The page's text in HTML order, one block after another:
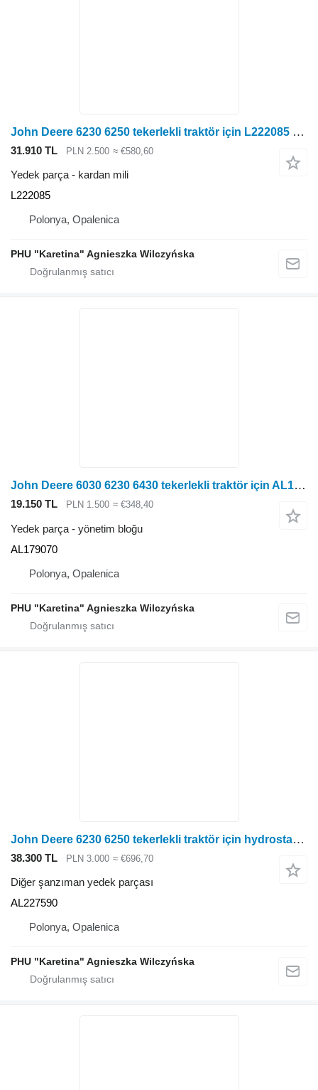
John Deere 6230 6250 tekerlekli traktör için L222085 kardan mili
31.910 TL PLN 2.500 ≈ €580,60
Yedek parça - kardan mili
L222085
Polonya, Opalenica
PHU "Karetina" Agnieszka Wilczyńska
John Deere 6030 6230 6430 tekerlekli traktör için AL179070 yönetim bloğu
19.150 TL PLN 1.500 ≈ €348,40
Yedek parça - yönetim bloğu
AL179070
Polonya, Opalenica
PHU "Karetina" Agnieszka Wilczyńska
John Deere 6230 6250 tekerlekli traktör için hydrostat zbiornik hydrostatyczny AL227590 diğer şanzıman yedek parçası
38.300 TL PLN 3.000 ≈ €696,70
Diğer şanzıman yedek parçası
AL227590
Polonya, Opalenica
PHU "Karetina" Agnieszka Wilczyńska